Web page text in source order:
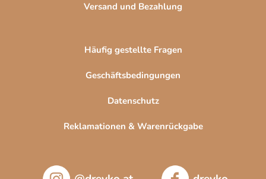
Versand und Bezahlung
Häufig gestellte Fragen
Geschäftsbedingungen
Datenschutz
Reklamationen & Warenrückgabe